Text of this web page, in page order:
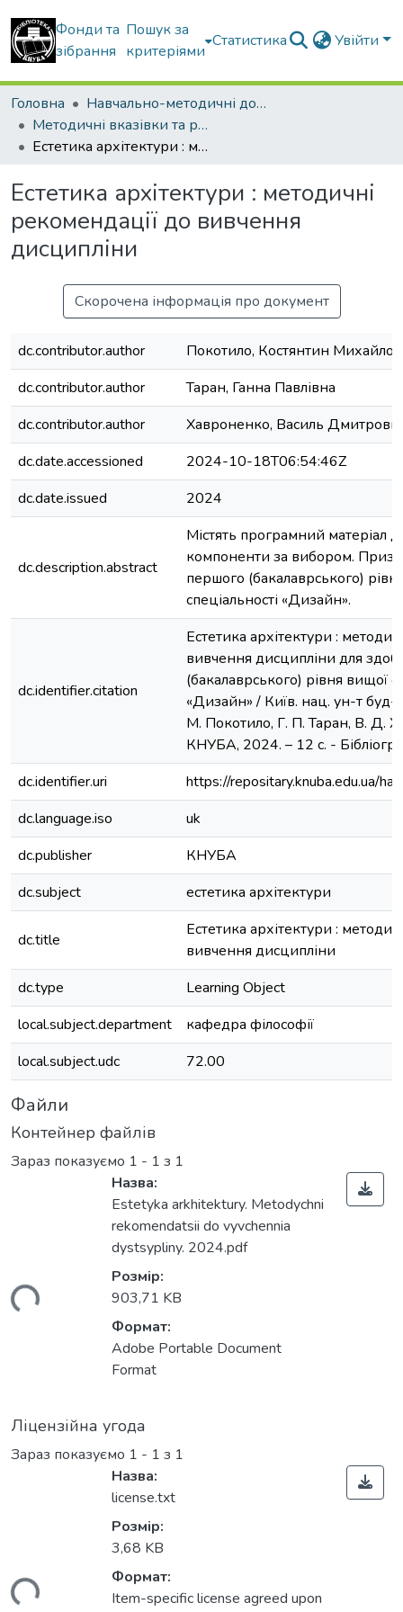
Фонди та
зібрання
Пошук за
критеріями
Статистика Увійти
Головна
Навчально-методичні документи
Методичні вказівки та рекомендації
Естетика архітектури : методичні рекомендації до вивчення дисципліни
Естетика архітектури : методичні
рекомендації до вивчення
дисципліни
Скорочена інформація про документ
dc.contributor.author
Покотило, Костянтин
dc.contributor.author
Таран, Ганна Павлівна
dc.contributor.author
Хавроненко, Василь
dc.date.accessioned
2024-10-18T06:54:46Z
dc.date.issued
2024
dc.description.abstract
Містять програмний матеріал
компоненти за вибором.
першого (бакалаврського)
спеціальності «Дизайн».
dc.identifier.citation
Естетика архітектури :
вивчення дисципліни для
(бакалаврського) рівня вищої
«Дизайн» / Київ. нац. ун-т буд-
М. Покотило, Г. П. Таран, В. Д.
КНУБА, 2024. – 12 с. - Бібліогр.
dc.identifier.uri
https://repositary.knuba.edu.ua/
dc.language.iso
uk
dc.publisher
КНУБА
dc.subject
естетика архітектури
dc.title
Естетика архітектури :
вивчення дисципліни
dc.type
Learning Object
local.subject.department
кафедра філософії
local.subject.udc
72.00
Файли
Контейнер файлів
Зараз показуємо 1 - 1 з 1
Назва:
Estetyka arkhitektury. Metodychni
rekomendatsii do vyvchennia
dystsypliny. 2024.pdf
Розмір:
903,71 KB
Формат:
Adobe Portable Document
Format
Ліцензійна угода
Зараз показуємо 1 - 1 з 1
Назва:
license.txt
Розмір:
3,68 KB
Формат:
Item-specific license agreed upon